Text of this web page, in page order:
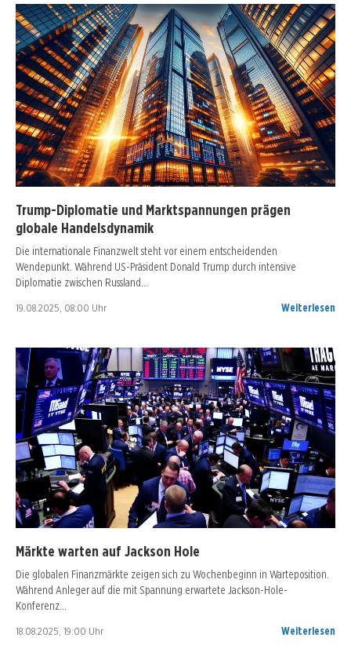
Trump-Diplomatie und Marktspannungen prägen
globale Handelsdynamik
Die internationale Finanzwelt steht vor einem entscheidenden
Wendepunkt. Während US-Präsident Donald Trump durch intensive
Diplomatie zwischen Russland…
19.08.2025, 08:00 Uhr Weiterlesen
Märkte warten auf Jackson Hole
Die globalen Finanzmärkte zeigen sich zu Wochenbeginn in Warteposition.
Während Anleger auf die mit Spannung erwartete Jackson-Hole-
Konferenz…
18.08.2025, 19:00 Uhr Weiterlesen